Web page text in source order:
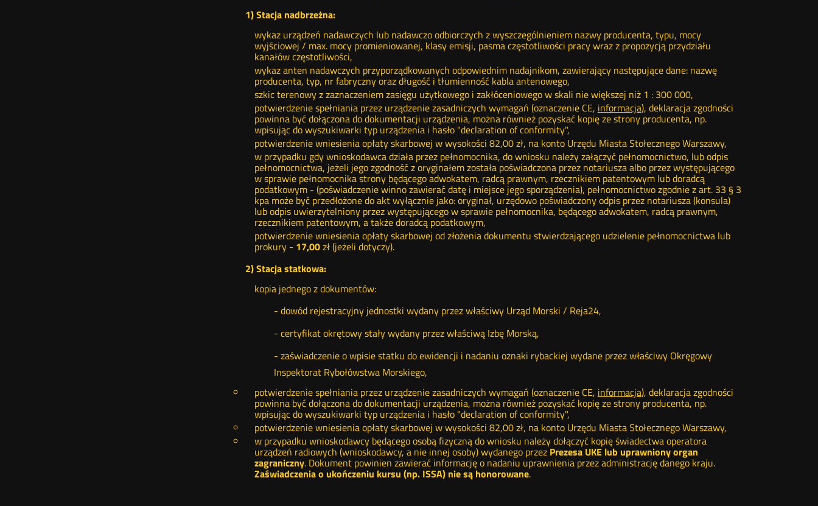
1) Stacja nadbrzeżna:
wykaz urządzeń nadawczych lub nadawczo odbiorczych z wyszczególnieniem nazwy producenta, typu, mocy
wyjściowej / max. mocy promieniowanej, klasy emisji, pasma częstotliwości pracy wraz z propozycją przydziału
kanałów częstotliwości,
wykaz anten nadawczych przyporządkowanych odpowiednim nadajnikom, zawierający następujące dane: nazwę
producenta, typ, nr fabryczny oraz długość i tłumienność kabla antenowego,
szkic terenowy z zaznaczeniem zasięgu użytkowego i zakłóceniowego w skali nie większej niż 1 : 300 000,
potwierdzenie spełniania przez urządzenie zasadniczych wymagań (oznaczenie CE, informacja), deklaracja zgodności
powinna być dołączona do dokumentacji urządzenia, można również pozyskać kopię ze strony producenta, np.
wpisując do wyszukiwarki typ urządzenia i hasło "declaration of conformity",
potwierdzenie wniesienia opłaty skarbowej w wysokości 82,00 zł, na konto Urzędu Miasta Stołecznego Warszawy,
w przypadku gdy wnioskodawca działa przez pełnomocnika, do wniosku należy załączyć pełnomocnictwo, lub odpis
pełnomocnictwa, jeżeli jego zgodność z oryginałem została poświadczona przez notariusza albo przez występującego
w sprawie pełnomocnika strony będącego adwokatem, radcą prawnym, rzecznikiem patentowym lub doradcą
podatkowym - (poświadczenie winno zawierać datę i miejsce jego sporządzenia), pełnomocnictwo zgodnie z art. 33 § 3
kpa może być przedłożone do akt wyłącznie jako: oryginał, urzędowo poświadczony odpis przez notariusza (konsula)
lub odpis uwierzytelniony przez występującego w sprawie pełnomocnika, będącego adwokatem, radcą prawnym,
rzecznikiem patentowym, a także doradcą podatkowym,
potwierdzenie wniesienia opłaty skarbowej od złożenia dokumentu stwierdzającego udzielenie pełnomocnictwa lub
prokury - 17,00zł (jeżeli dotyczy).
2) Stacja statkowa:
kopia jednego z dokumentów:
- dowód rejestracyjny jednostki wydany przez właściwy Urząd Morski / Reja24,
- certyfikat okrętowy stały wydany przez właściwą Izbę Morską,
- zaświadczenie o wpisie statku do ewidencji i nadaniu oznaki rybackiej wydane przez właściwy Okręgowy
Inspektorat Rybołówstwa Morskiego,
potwierdzenie spełniania przez urządzenie zasadniczych wymagań (oznaczenie CE, informacja), deklaracja zgodności
powinna być dołączona do dokumentacji urządzenia, można również pozyskać kopię ze strony producenta, np.
wpisując do wyszukiwarki typ urządzenia i hasło "declaration of conformity",
potwierdzenie wniesienia opłaty skarbowej w wysokości 82,00 zł, na konto Urzędu Miasta Stołecznego Warszawy,
w przypadku wnioskodawcy będącego osobą fizyczną do wniosku należy dołączyć kopię świadectwa operatora
urządzeń radiowych (wnioskodawcy, a nie innej osoby) wydanego przezPrezesa UKE lub uprawniony organ
zagraniczny. Dokument powinien zawierać informację o nadaniu uprawnienia przez administrację danego kraju.
Zaświadczenia o ukończeniu kursu (np. ISSA) nie są honorowane.